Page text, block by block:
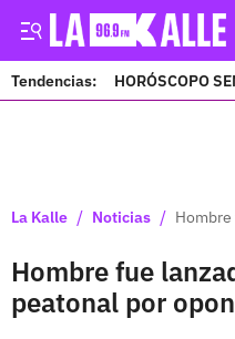
Tendencias: HORÓSCOPO
La Kalle / Noticias /
Hombre fue
peatonal por